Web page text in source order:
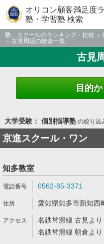
オリコン顧客満足度
塾・学習塾 検索
塾、スクールのランキング・比較
古見周辺の校舎一覧
古見
目的
大学受験： 個別指導塾の絞り込
京進スクール・ワン
知多教室
0562-85-3371
愛知県知多市新知西
名鉄常滑線 古見よ
名鉄常滑線 朝倉よ